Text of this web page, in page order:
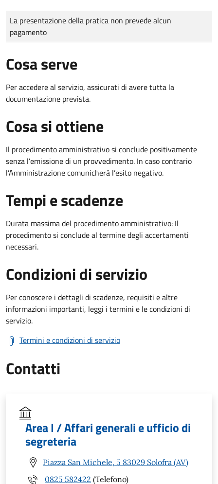
Tipo di pagamento
Importo
La presentazione della pratica non prevede alcun
pagamento
Cosa serve
Per accedere al servizio, assicurati di avere tutta la
documentazione prevista.
Cosa si ottiene
Il procedimento amministrativo si conclude positivamente
senza l’emissione di un provvedimento. In caso contrario
l’Amministrazione comunicherà l’esito negativo.
Tempi e scadenze
Durata massima del procedimento amministrativo: Il
procedimento si conclude al termine degli accertamenti
necessari.
Condizioni di servizio
Per conoscere i dettagli di scadenze, requisiti e altre
informazioni importanti, leggi i termini e le condizioni di
servizio.
Termini e condizioni di servizio
Contatti
Area I / Affari generali e ufficio di
segreteria
Piazza San Michele, 5 83029 Solofra (AV)
0825 582422 (Telefono)